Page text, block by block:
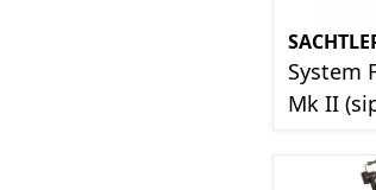
System
Mk II